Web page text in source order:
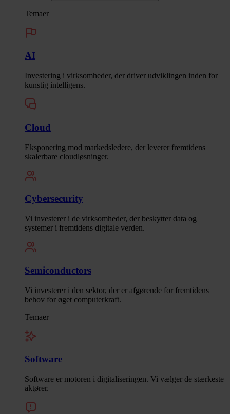
Temaer
AI
Investering i virksomheder, der driver udviklingen inden for
kunstig intelligens.
Cloud
Eksponering mod markedsledere, der leverer fremtidens
skalerbare cloudløsninger.
Cybersecurity
Vi investerer i de virksomheder, der beskytter data og
systemer i fremtidens digitale verden.
Semiconductors
Vi investerer i den sektor, der er afgørende for fremtidens
behov for øget computerkraft.
Temaer
Software
Software er motoren i digitaliseringen. Vi vælger de stærkeste
aktører.